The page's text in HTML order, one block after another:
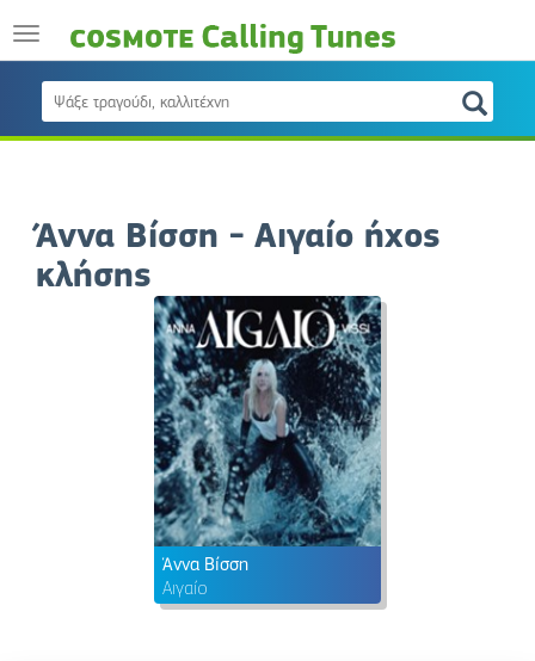
Άννα Βίσση - Αιγαίο ήχος
κλήσης
Άννα Βίσση
Αιγαίο